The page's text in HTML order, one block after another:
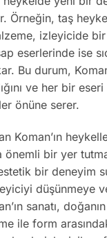
Örneğin, taş
izleyicide
eserlerinde ise
Bu durum,
ve her bir
önüne serer.
Koman’ın
önemli bir yer
bir deneyim
düşünmeye
sanatı,
ile form